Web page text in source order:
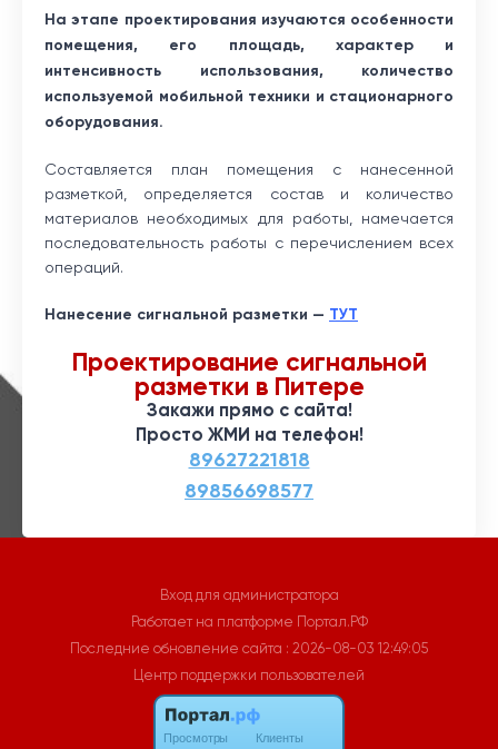
На этапе проектирования изучаются особенности
помещения, его площадь, характер и
интенсивность использования, количество
используемой мобильной техники и стационарного
оборудования.
Составляется план помещения с нанесенной
разметкой, определяется состав и количество
материалов необходимых для работы, намечается
последовательность работы с перечислением всех
операций.
Нанесение сигнальной разметки — ТУТ
Проектирование сигнальной
разметки в Питере
Закажи прямо с сайта!
Просто ЖМИ на телефон!
Вход для администратора
Работает на платформе Портал.РФ
Последние обновление сайта : 2026-08-03 12:49:05
Центр поддержки пользователей